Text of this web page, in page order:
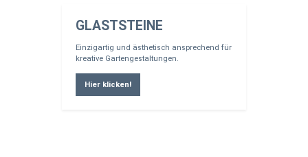
GLASTSTEINE
Einzigartig und ästhetisch ansprechend für
kreative Gartengestaltungen.
Hier klicken!